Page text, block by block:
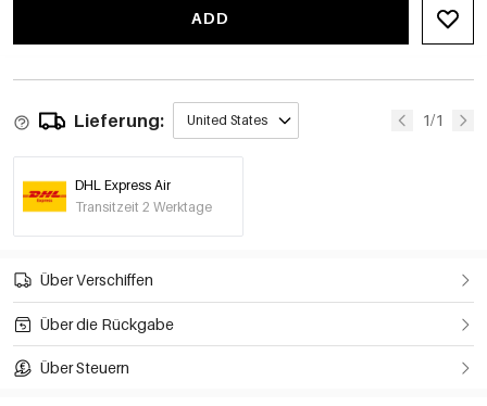
ADD
Lieferung: United States 1/1
DHL Express Air
Transitzeit 2 Werktage
Über Verschiffen
Über die Rückgabe
Über Steuern